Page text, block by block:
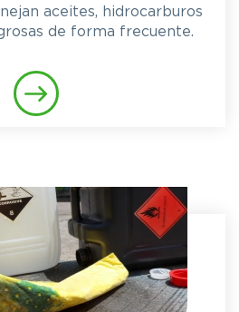
aceites, hidrocarburos
de forma frecuente.